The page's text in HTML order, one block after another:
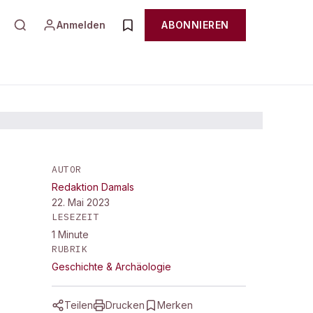
Anmelden ABONNIEREN
AUTOR
Redaktion Damals
22. Mai 2023
LESEZEIT
1 Minute
RUBRIK
Geschichte & Archäologie
Teilen Drucken Merken